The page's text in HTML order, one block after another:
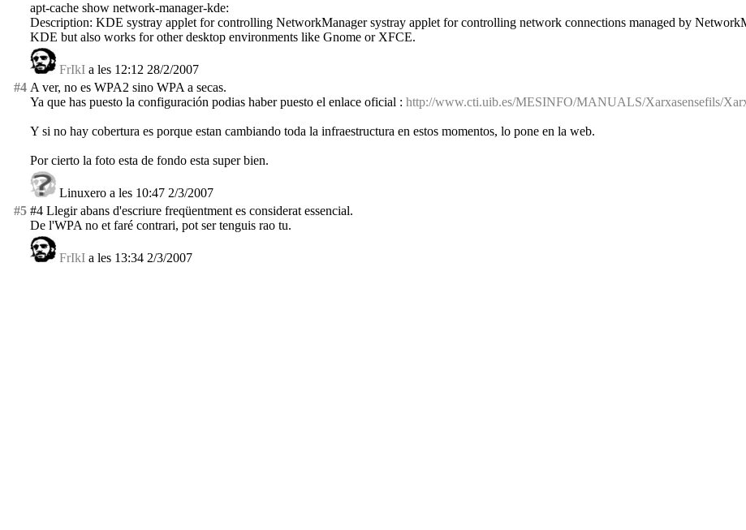
apt-cache show network-manager-kde:
Description: KDE systray applet for controlling NetworkManager systray applet for controlling network connections managed by
KDE but also works for other desktop environments like Gnome or XFCE.
FrIkI a les 12:12 28/2/2007
#4 A ver, no es WPA2 sino WPA a secas.
Ya que has puesto la configuración podias haber puesto el enlace oficial : http://www.cti.uib.es/MESINFO/MANUALS/Xarxasensefils/
Y si no hay cobertura es porque estan cambiando toda la infraestructura en estos momentos, lo pone en la web.
Por cierto la foto esta de fondo esta super bien.
Linuxero a les 10:47 2/3/2007
#5 #4 Llegir abans d'escriure freqüentment es considerat essencial.
De l'WPA no et faré contrari, pot ser tenguis rao tu.
FrIkI a les 13:34 2/3/2007